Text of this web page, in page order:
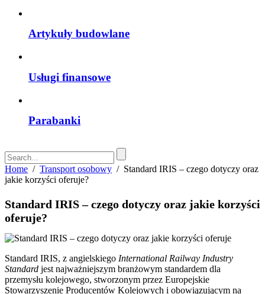
Artykuły budowlane
Usługi finansowe
Parabanki
Home / Transport osobowy / Standard IRIS – czego dotyczy oraz
jakie korzyści oferuje?
Standard IRIS – czego dotyczy oraz jakie korzyści
oferuje?
Standard IRIS, z angielskiego International Railway Industry
Standard jest najważniejszym branżowym standardem dla
przemysłu kolejowego, stworzonym przez Europejskie
Stowarzyszenie Producentów Kolejowych i obowiązującym na